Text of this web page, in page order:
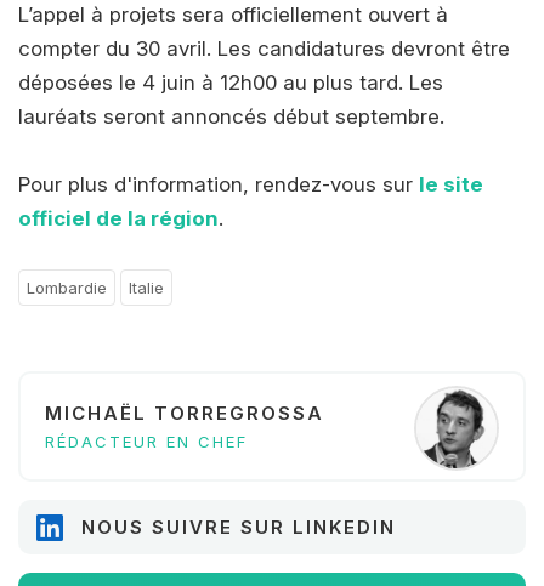
L’appel à projets sera officiellement ouvert à
compter du 30 avril. Les candidatures devront être
déposées le 4 juin à 12h00 au plus tard. Les
lauréats seront annoncés début septembre.
Pour plus d'information, rendez-vous sur le site
officiel de la région.
Lombardie Italie
MICHAËL TORREGROSSA
RÉDACTEUR EN CHEF
NOUS SUIVRE SUR LINKEDIN